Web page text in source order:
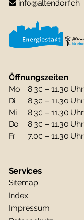
info@altendorf.ch
Öffnungszeiten
Mo 8.30 – 11.30 Uhr
Di
8.30 – 11.30 Uhr
Mi
8.30 – 11.30 Uhr
Do
8.30 – 11.30 Uhr
Fr
7.00 – 11.30 Uhr
Services
Sitemap
Index
Impressum